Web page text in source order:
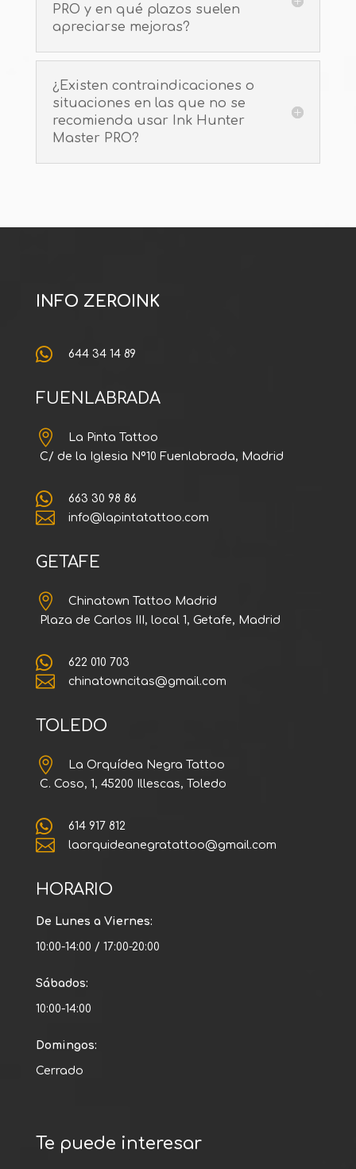
PRO y en qué plazos suelen
apreciarse mejoras?
¿Existen contraindicaciones o
situaciones en las que no se
recomienda usar Ink Hunter
Master PRO?
INFO ZEROINK
 644 34 14 89
FUENLABRADA

La Pinta Tattoo
C/ de la Iglesia Nº10 Fuenlabrada, Madrid
 663 30 98 86
 info@lapintatattoo.com
GETAFE

Chinatown Tattoo Madrid
Plaza de Carlos III, local 1, Getafe, Madrid
 622 010 703
 chinatowncitas@gmail.com
TOLEDO

La Orquídea Negra Tattoo
C. Coso, 1, 45200 Illescas, Toledo
 614 917 812
 laorquideanegratattoo@gmail.com
HORARIO
De Lunes a Viernes:
10:00-14:00 / 17:00-20:00
Sábados:
10:00-14:00
Domingos:
Cerrado
Te puede interesar